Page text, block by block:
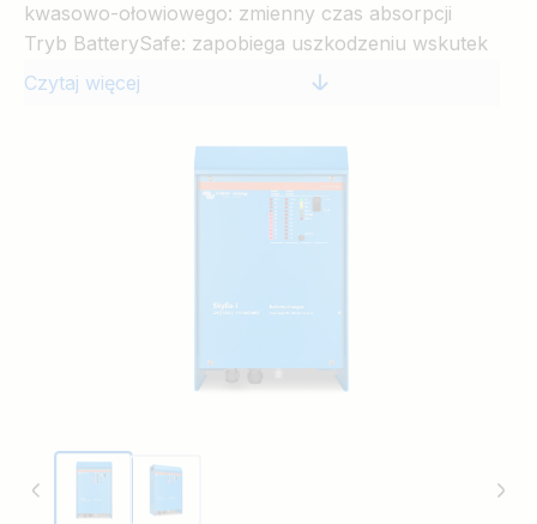
kwasowo-ołowiowego: zmienny czas absorpcji
Tryb BatterySafe: zapobiega uszkodzeniu wskutek
nadmiernego wydzielania gazów
przypadku przerwy w korzystaniu z akumulatora
Mniejsza i lżejsza w porównaniu z podobnymi
Przystosowana do ładowania akumulatorów litowo-
Czytaj więcej